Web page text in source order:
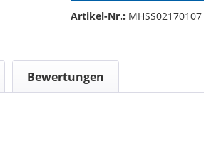
Artikel-Nr.: MHSS02170107
Bewertungen